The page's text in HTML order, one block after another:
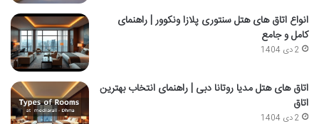
انواع اتاق های هتل سنتوری پلازا ونکوور | راهنمای
کامل و جامع
2 دی 1404
اتاق‌ های هتل مدیا روتانا دبی | راهنمای انتخاب بهترین
اتاق
2 دی 1404